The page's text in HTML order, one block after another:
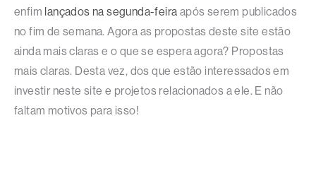
enfim lançados na segunda-feira após serem publicados
no fim de semana. Agora as propostas deste site estão
ainda mais claras e o que se espera agora? Propostas
mais claras. Desta vez, dos que estão interessados em
investir neste site e projetos relacionados a ele. E não
faltam motivos para isso!